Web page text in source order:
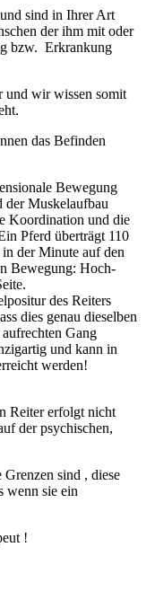
sind in Ihrer Art
der ihm mit oder
bzw. Erkrankung
und wir wissen somit
das Befinden
Bewegung
derMuskelaufbau
Koordination und die
Pferd überträgt 110
der Minute auf den
Bewegung: Hoch-
des Reiters
dies genau dieselben
Gang
und kann in
werden!
Reiter erfolgt nicht
der psychischen,
sind , diese
wenn sie ein
!